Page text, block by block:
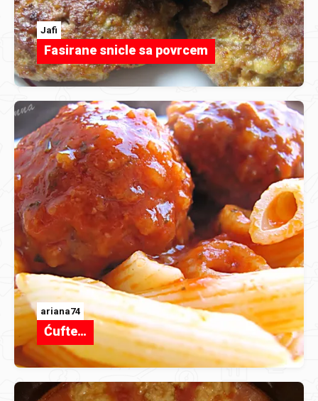
Jafi
Fasirane snicle sa povrcem
ariana74
Ćufte…